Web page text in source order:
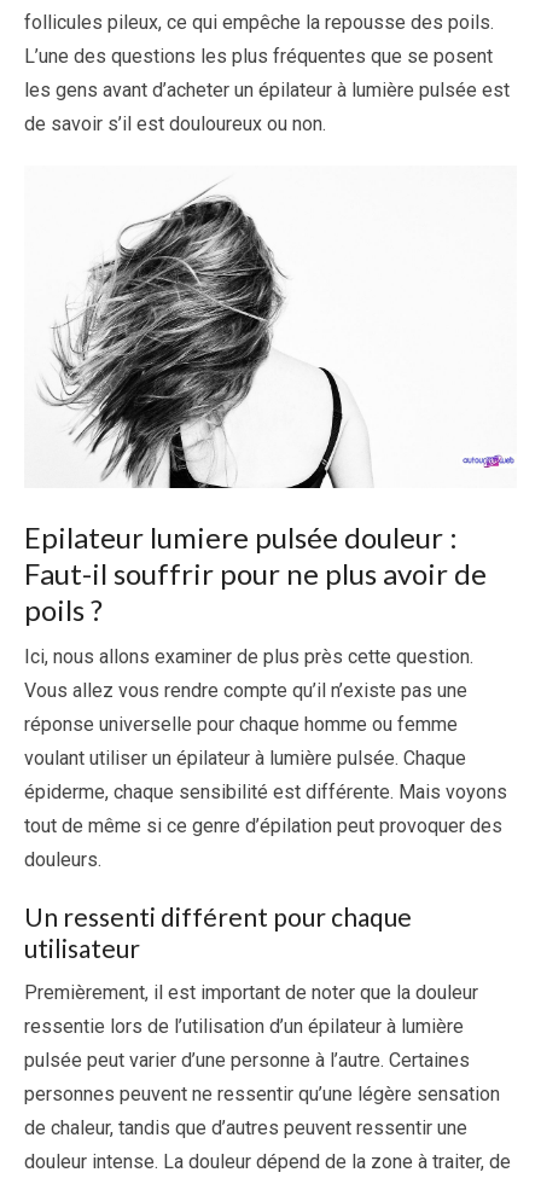
follicules pileux, ce qui empêche la repousse des poils.
L’une des questions les plus fréquentes que se posent
les gens avant d’acheter un épilateur à lumière pulsée est
de savoir s’il est douloureux ou non.
Epilateur lumiere pulsée douleur :
Faut-il souffrir pour ne plus avoir de
poils ?
Ici, nous allons examiner de plus près cette question.
Vous allez vous rendre compte qu’il n’existe pas une
réponse universelle pour chaque homme ou femme
voulant utiliser un épilateur à lumière pulsée. Chaque
épiderme, chaque sensibilité est différente. Mais voyons
tout de même si ce genre d’épilation peut provoquer des
douleurs.
Un ressenti différent pour chaque
utilisateur
Premièrement, il est important de noter que la douleur
ressentie lors de l’utilisation d’un épilateur à lumière
pulsée peut varier d’une personne à l’autre. Certaines
personnes peuvent ne ressentir qu’une légère sensation
de chaleur, tandis que d’autres peuvent ressentir une
douleur intense. La douleur dépend de la zone à traiter, de